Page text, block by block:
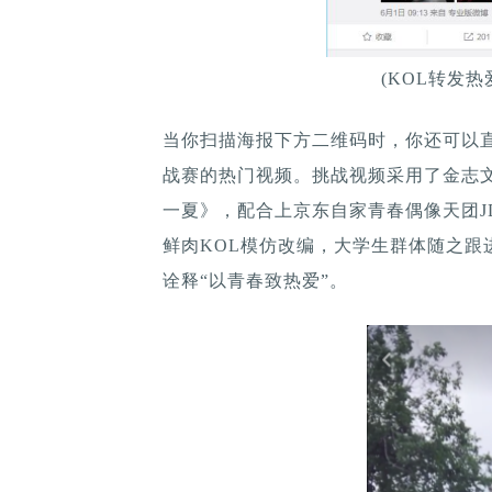
(KOL转发热
当你扫描海报下方二维码时，你还可以
战赛的热门视频。挑战视频采用了金志
一夏》，配合上京东自家青春偶像天团
鲜肉KOL模仿改编，大学生群体随之跟
诠释“以青春致热爱”。